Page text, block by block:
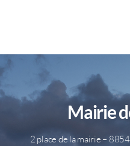
Mairie
2 place de la mairie –